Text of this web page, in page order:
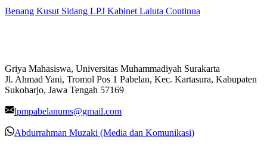
Benang Kusut Sidang LPJ Kabinet Laluta Continua
Griya Mahasiswa, Universitas Muhammadiyah Surakarta
Jl. Ahmad Yani, Tromol Pos 1 Pabelan, Kec. Kartasura, Kabupaten
Sukoharjo, Jawa Tengah 57169
lpmpabelanums@gmail.com
Abdurrahman Muzaki (Media dan Komunikasi)